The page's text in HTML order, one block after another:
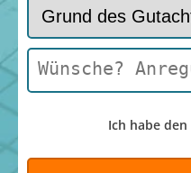
Ich habe den